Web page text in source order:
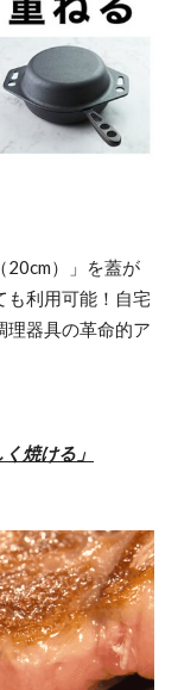
20cm）」を蓋が
も利用可能！自宅
理器具の革命的ア
焼ける」